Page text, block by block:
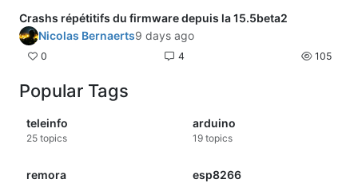
Crashs répétitifs du firmware depuis la 15.5beta2
Nicolas Bernaerts9 days ago
0 4 105
Popular Tags
teleinfo
25 topics
arduino
19 topics
remora esp8266